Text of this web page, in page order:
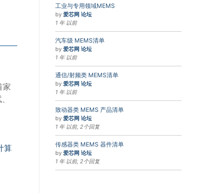
家
算
工业与专用领域MEMS
by 爱芯网 论坛
1 年 以前
汽车级 MEMS清单
by 爱芯网 论坛
1 年 以前
通信/射频类 MEMS清单
by 爱芯网 论坛
1 年 以前
致动器类 MEMS 产品清单
by 爱芯网 论坛
1 年 以前, 2个回复
传感器类 MEMS 器件清单
by 爱芯网 论坛
1 年 以前, 2个回复